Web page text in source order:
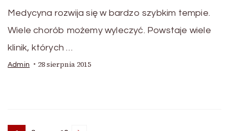
Medycyna rozwija się w bardzo szybkim tempie.
Wiele chorób możemy wyleczyć. Powstaje wiele
klinik, których …
Admin 28 sierpnia 2015